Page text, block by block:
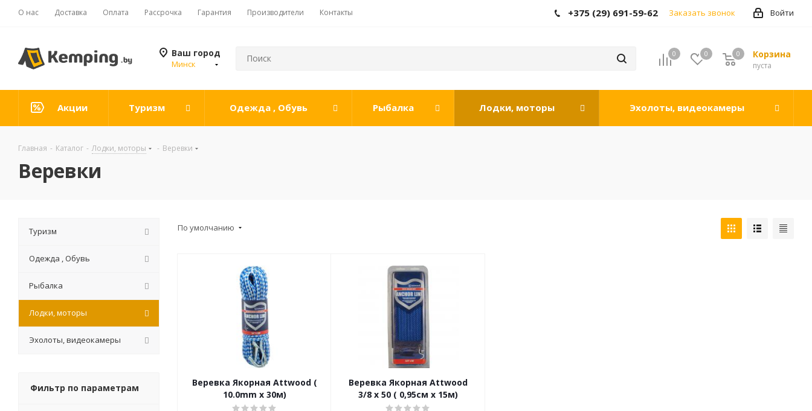
О нас Доставка Оплата Рассрочка Гарантия Производители Контакты Войти
+375 (29) 691-59-62 Заказать звонок
Ваш город
Минск
0 0 Корзина
0
пуста
0
Акции Туризм Одежда , Обувь Рыбалка Лодки, моторы Эхолоты, видеокамеры
Главная - Каталог - Лодки, моторы - Веревки
Веревки
По умолчанию
Веревка Якорная Attwood (
10.0mm х 30м)
Веревка Якорная Attwood
3/8 х 50 ( 0,95см х 15м)
Туризм
Одежда , Обувь
Рыбалка
Лодки, моторы
Эхолоты, видеокамеры
Фильтр по параметрам